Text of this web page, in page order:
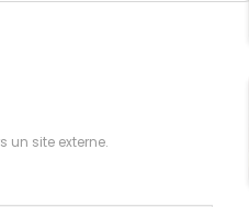
un site externe.